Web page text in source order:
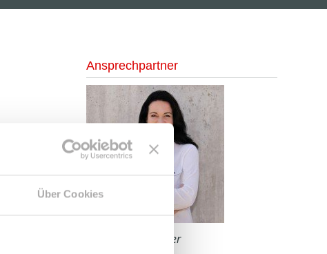
Über Cookies
Ansprechpartner
Frau Peggy Günther